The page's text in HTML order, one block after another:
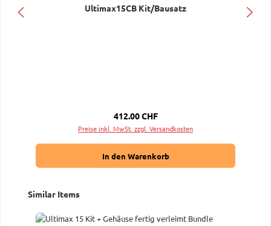
Ultimax15CB Kit/Bausatz
Regulärer Preis:
412.00 CHF
Preise inkl. MwSt. zzgl. Versandkosten
In den Warenkorb
Produktgalerie überspringen
Similar Items